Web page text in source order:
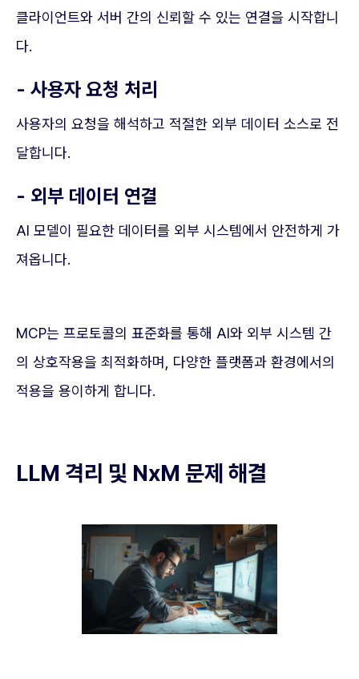
클라이언트와 서버 간의 신뢰할 수 있는 연결을 시작합니
다.
- 사용자 요청 처리
사용자의 요청을 해석하고 적절한 외부 데이터 소스로 전
달합니다.
- 외부 데이터 연결
AI 모델이 필요한 데이터를 외부 시스템에서 안전하게 가
져옵니다.
MCP는 프로토콜의 표준화를 통해 AI와 외부 시스템 간
의 상호작용을 최적화하며, 다양한 플랫폼과 환경에서의
적용을 용이하게 합니다.
LLM 격리 및 NxM 문제 해결